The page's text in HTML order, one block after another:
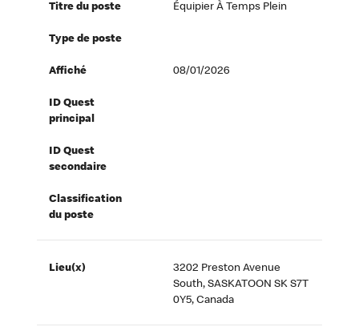
Titre du poste Équipier À Temps Plein
Type de poste
Affiché 08/01/2026
ID Quest
principal
ID Quest
secondaire
Classification
du poste
Lieu(x)
3202 Preston Avenue
South, SASKATOON SK S7T
0Y5, Canada